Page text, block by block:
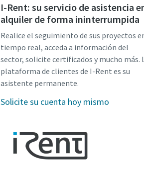
I-Rent: su servicio de asistencia
alquiler de forma ininterrumpida
Realice el seguimiento de sus proyectos
tiempo real, acceda a información del
sector, solicite certificados y mucho más.
plataforma de clientes de I-Rent es su
asistente permanente.
Solicite su cuenta hoy mismo